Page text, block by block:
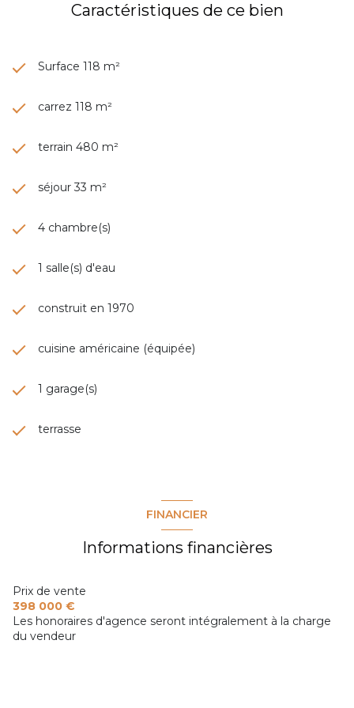
Caractéristiques de ce bien
Surface 118 m²
carrez 118 m²
terrain 480 m²
séjour 33 m²
4 chambre(s)
1 salle(s) d'eau
construit en 1970
cuisine américaine (équipée)
1 garage(s)
terrasse
FINANCIER
Informations financières
Prix de vente
398 000 €
Les honoraires d'agence seront intégralement à la charge
du vendeur